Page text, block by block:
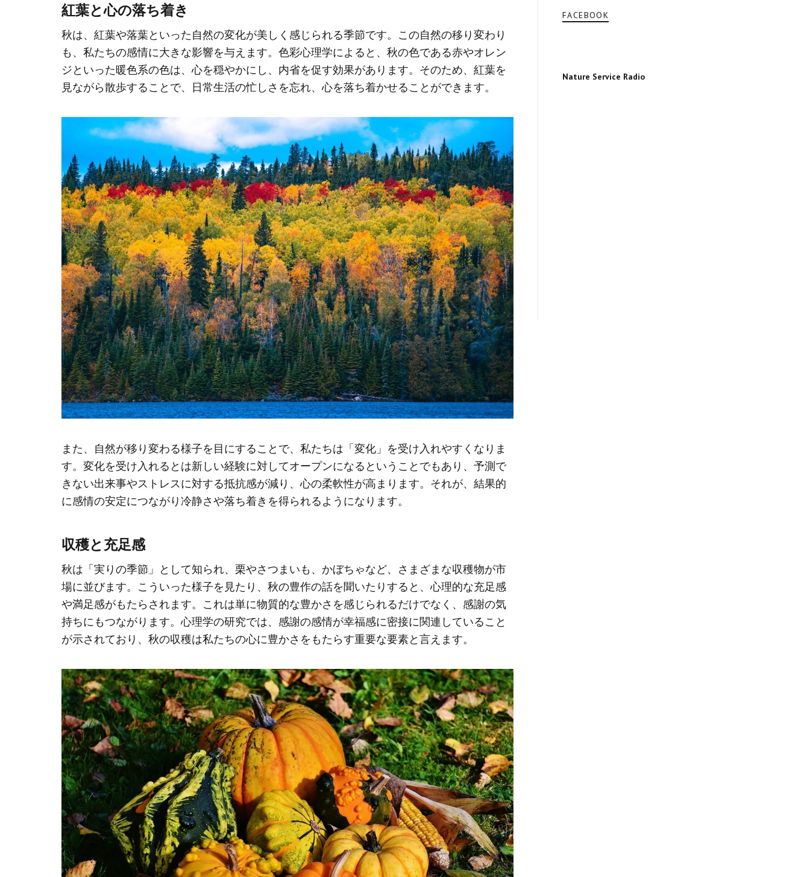
紅葉と心の落ち着き
秋は、紅葉や落葉といった自然の変化が美しく感じられる季節です。この自然の移り変わり
も、私たちの感情に大きな影響を与えます。色彩心理学によると、秋の色である赤やオレン
ジといった暖色系の色は、心を穏やかにし、内省を促す効果があります。そのため、紅葉を
見ながら散歩することで、日常生活の忙しさを忘れ、心を落ち着かせることができます。
また、自然が移り変わる様子を目にすることで、私たちは「変化」を受け入れやすくなりま
す。変化を受け入れるとは新しい経験に対してオープンになるということでもあり、予測で
きない出来事やストレスに対する抵抗感が減り、心の柔軟性が高まります。それが、結果的
に感情の安定につながり冷静さや落ち着きを得られるようになります。
収穫と充足感
秋は「実りの季節」として知られ、栗やさつまいも、かぼちゃなど、さまざまな収穫物が市
場に並びます。こういった様子を見たり、秋の豊作の話を聞いたりすると、心理的な充足感
や満足感がもたらされます。これは単に物質的な豊かさを感じられるだけでなく、感謝の気
持ちにもつながります。心理学の研究では、感謝の感情が幸福感に密接に関連していること
が示されており、秋の収穫は私たちの心に豊かさをもたらす重要な要素と言えます。
FACEBOOK
Nature Service Radio